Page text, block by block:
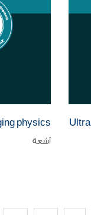
physics
أشعة